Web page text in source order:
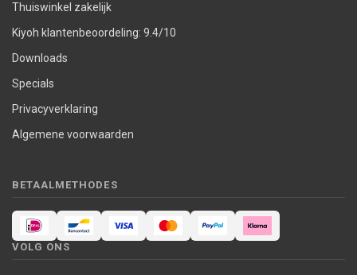
Thuiswinkel zakelijk
Kiyoh klantenbeoordeling: 9.4/10
Downloads
Specials
Privacyverklaring
Algemene voorwaarden
BETAALMETHODES
VOLG ONS